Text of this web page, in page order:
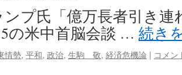
ンプ氏「億万長者引き
の米中首脳会談 … 続き
情勢, 平和, 政治, 生駒 敬, 経済危機論 | コメン